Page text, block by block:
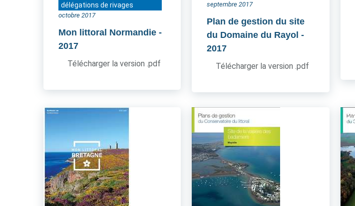
délégations de rivages
octobre 2017
Mon littoral Normandie -
2017
Télécharger la version .pdf
septembre 2017
Plan de gestion du site
du Domaine du Rayol -
2017
Télécharger la version .pdf